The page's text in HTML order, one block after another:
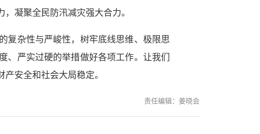
凝聚全民防汛减灾强大合力。
杂性与严峻性，树牢底线思维、极限思
严实过硬的举措做好各项工作。让我们
安全和社会大局稳定。
责任编辑：姜晓会